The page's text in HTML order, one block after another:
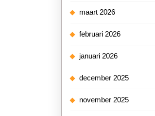
maart 2026
februari 2026
januari 2026
december 2025
november 2025